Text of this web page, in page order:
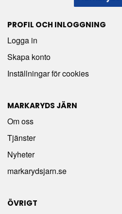
PROFIL OCH INLOGGNING
Logga in
Skapa konto
Inställningar för cookies
MARKARYDS JÄRN
Om oss
Tjänster
Nyheter
markarydsjarn.se
ÖVRIGT